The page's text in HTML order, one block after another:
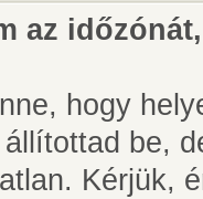
az
hogy
be,
Kérjük,